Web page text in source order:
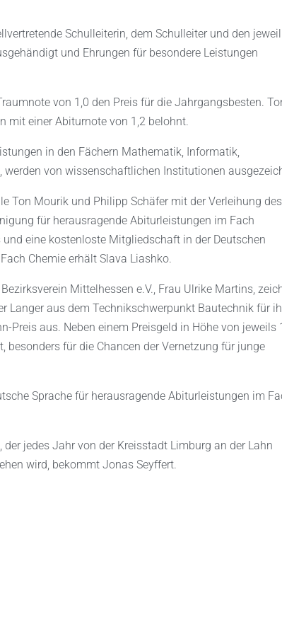
Schulleiterin, dem Schulleiter und den
und Ehrungen für besondere Leistungen
von 1,0 den Preis für die Jahrgangsbesten.
mit einer Abiturnote von 1,2 belohnt.
in den Fächern Mathematik, Informatik,
von wissenschaftlichen Institutionen
Ton Mourik und Philipp Schäfer mit der Verleihung des
für herausragende Abiturleistungen im Fach
eine kostenloste Mitgliedschaft in der Deutschen
Chemie erhält Slava Liashko.
Mittelhessen e.V., Frau Ulrike Martins,
Langer aus dem Technikschwerpunkt Bautechnik für
Preis aus. Neben einem Preisgeld in Höhe von jeweils
besonders für die Chancen der Vernetzung für junge
Sprache für herausragende Abiturleistungen im
jedes Jahr von der Kreisstadt Limburg an der Lahn
wird, bekommt Jonas Seyffert.